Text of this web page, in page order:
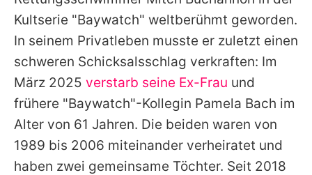
Kultserie "Baywatch" weltberühmt geworden.
In seinem Privatleben musste er zuletzt einen
schweren Schicksalsschlag verkraften: Im
März 2025 verstarb seine Ex-Frau und
frühere "Baywatch"-Kollegin Pamela Bach im
Alter von 61 Jahren. Die beiden waren von
1989 bis 2006 miteinander verheiratet und
haben zwei gemeinsame Töchter. Seit 2018